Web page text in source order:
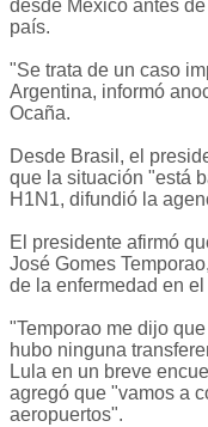
desde México antes
país.
"Se trata de un caso
Argentina, informó
Ocaña.
Desde Brasil, el
que la situación "está
H1N1, difundió la
El presidente afirmó
José Gomes
de la enfermedad en el
"Temporao me dijo
hubo ninguna
Lula en un breve
agregó que "vamos a
aeropuertos".